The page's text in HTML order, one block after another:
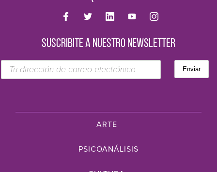
SUSCRIBITE A NUESTRO NEWSLETTER
ARTE
PSICOANÁLISIS